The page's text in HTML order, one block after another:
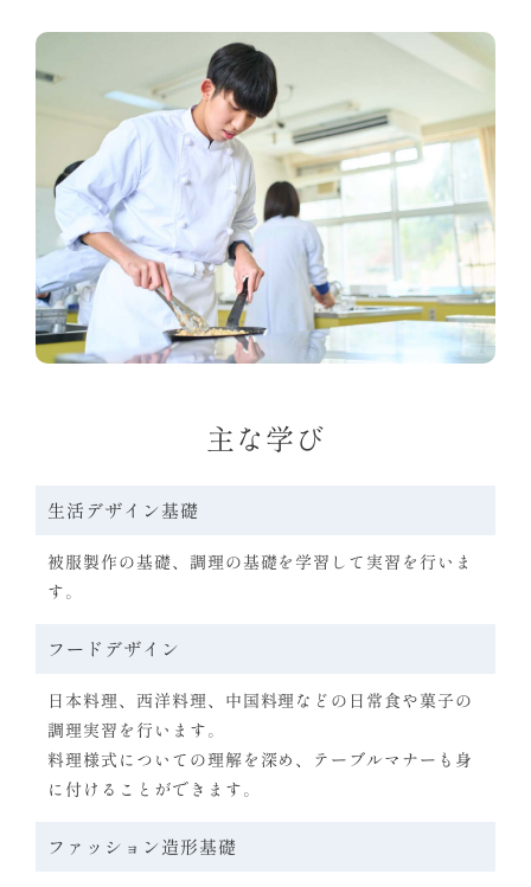
主な学び
生活デザイン基礎
被服製作の基礎、調理の基礎を学習して実習を行いま
す。
フードデザイン
日本料理、西洋料理、中国料理などの日常食や菓子の
調理実習を行います。
料理様式についての理解を深め、テーブルマナーも身
に付けることができます。
ファッション造形基礎